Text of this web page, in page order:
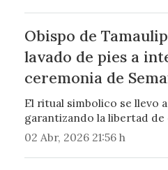
Obispo de
lavado de pies a
ceremonia de
El ritual simbolico se llevo
garantizando la libertad
02 Abr, 2026 21:56 h